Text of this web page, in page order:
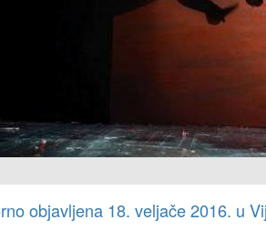
objavljena 18. veljače 2016. u